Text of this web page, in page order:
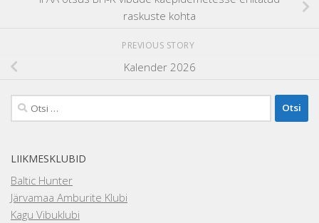
raskuste kohta
PREVIOUS STORY
Kalender 2026
Otsi:
LIIKMESKLUBID
Baltic Hunter
Järvamaa Amburite Klubi
Kagu Vibuklubi